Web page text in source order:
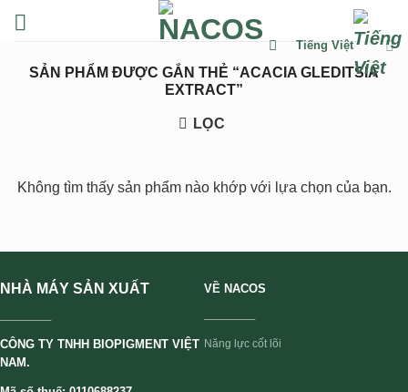
đến
dung
Tiếng Việt
SẢN PHẨM ĐƯỢC GẮN THẺ “ACACIA GLEDITSIA
EXTRACT”
LỌC
Không tìm thấy sản phẩm nào khớp với lựa chọn của bạn.
NHÀ MÁY SẢN XUẤT
CÔNG TY TNHH BIOPIGMENT VIỆT
NAM.
VỀ NACOS
Năng lực cốt lõi